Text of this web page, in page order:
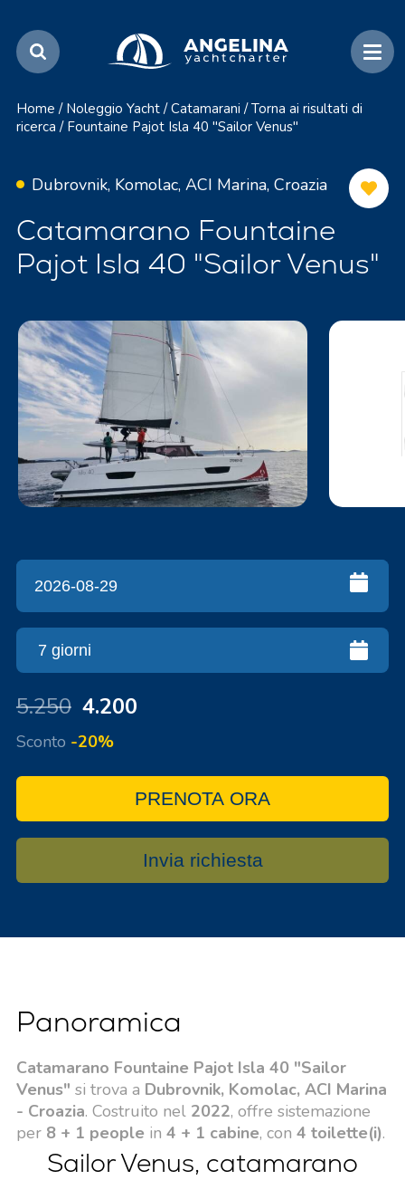
Home / Noleggio Yacht / Catamarani / Torna ai risultati di
ricerca / Fountaine Pajot Isla 40 "Sailor Venus"
Dubrovnik, Komolac, ACI Marina, Croazia
Catamarano Fountaine
Pajot Isla 40 "Sailor Venus"
5.250 4.200
Sconto -20%
PRENOTA ORA
Invia richiesta
Panoramica
Catamarano Fountaine Pajot Isla 40 "Sailor
Venus" si trova a Dubrovnik, Komolac, ACI Marina
- Croazia. Costruito nel 2022, offre sistemazione
per 8 + 1 people in 4 + 1 cabine, con 4 toilette(i).
Sailor Venus, catamarano